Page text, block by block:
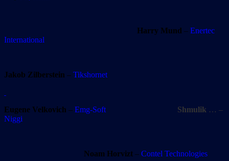
Harry Mund – Enertec
International
Jakob Zilberstein – Tikshornet
Eugene Velkovich – Emg-Soft Shmulik … –
Niggi
Noam Horvizt – Contel Technologies